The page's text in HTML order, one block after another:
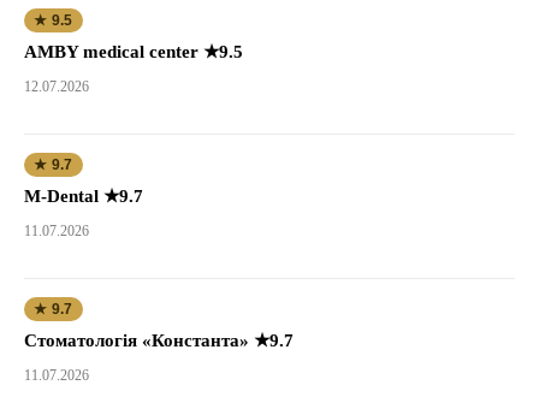
★ 9.5
AMBY medical center ★9.5
12.07.2026
★ 9.7
M-Dental ★9.7
11.07.2026
★ 9.7
Стоматологія «Константа» ★9.7
11.07.2026